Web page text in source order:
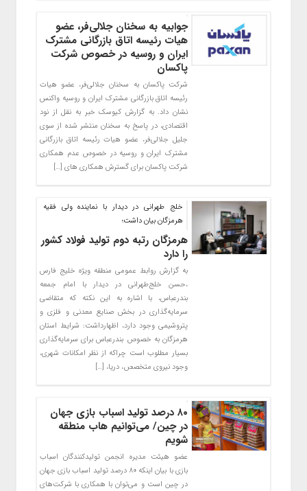
جوابیه به سخنان جلالی‌فر، عضو
هیات رئیسه اتاق بازرگانی مشترک
ایران و روسیه در خصوص شرکت
پاکسان
شرکت پاکسان به سخنان جلالی‌فر، عضو هیات
رئیسه اتاق بازرگانی مشترک ایران و روسیه واکنس
نشان داد. به گزارش کیوسک خبر به نقل از نود
اقتصادی، در پاسخ به سخنان منتشر شده از سوی
جلیل جلالی‌فر، عضو هیات رئیسه اتاق بازرگانی
مشترک ایران و روسیه در خصوص عدم همکاری
شرکت پاکسان برای گسترش همکاری های […]
خلج طهرانی در دیدار با نماینده ولی فقیه
هرمزگان بیان داشت؛
هرمزگان رتبه دوم تولید فولاد کشور
را دارد
به گزارش روابط عمومی منطقه ویژه خلیج فارس
،حسن خلج‌طهرانی در دیدار با امام جمعه
بندرعباس، با اشاره به این نکته که متقاضی
سرمایه‌گذاری در بخش صنایع معدنی و فلزی و
پتروشیمی وجود دارد، اظهارداشت: شرایط استان
هرمزگان به خصوص بندرعباس برای سرمایه‌گذاری
بسیار مطلوب است چراکه از نظر امکانات شهری،
وجود نیروی متخصص، دریا، […]
۸۰ درصد تولید اسباب بازی جهان
در چین/ می‌توانیم هاب منطقه
شویم
عضو هیئت مدیره انجمن تولیدکنندگان اسباب
بازی با بیان اینکه ۸۰ درصد تولید اسباب بازی جهان
در چین است و می‌توان با همکاری با شرکت‌های